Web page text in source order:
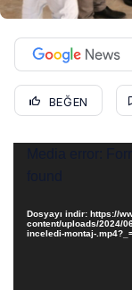
BEĞEN
Dosyayı indir: https://
content/uploads/2024/
inceledi-montaj-